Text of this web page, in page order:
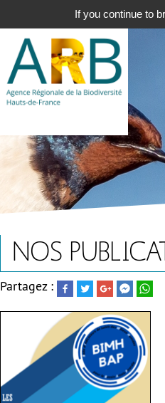
contenu
principal
NOS
Partagez :
If you continue to